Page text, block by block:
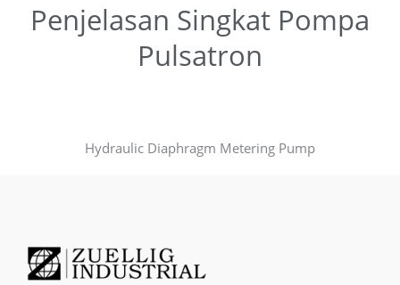
Penjelasan Singkat Pompa
Pulsatron
Hydraulic Diaphragm Metering Pump